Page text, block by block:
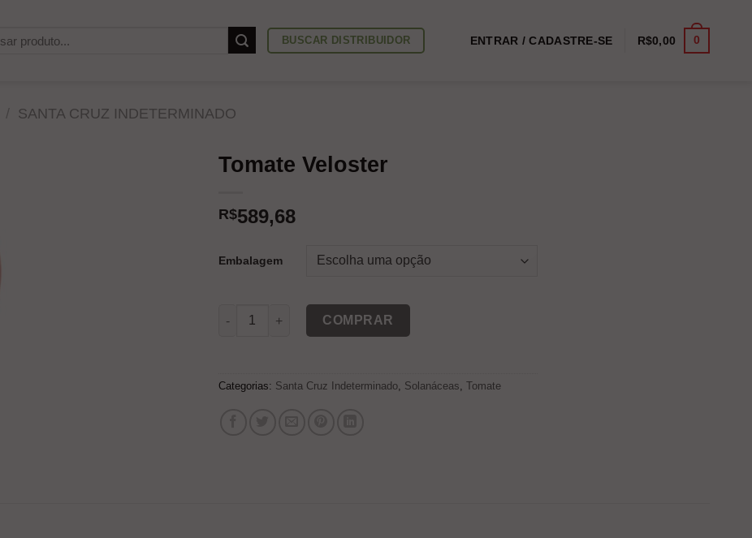
BUSCAR DISTRIBUIDOR ENTRAR / CADASTRE-SE R$0,00 0
/ SANTA CRUZ INDETERMINADO
Tomate Veloster
R$589,68
Embalagem
Tomate Veloster quantidade
COMPRAR
Categorias: Santa Cruz Indeterminado Solanáceas Tomate